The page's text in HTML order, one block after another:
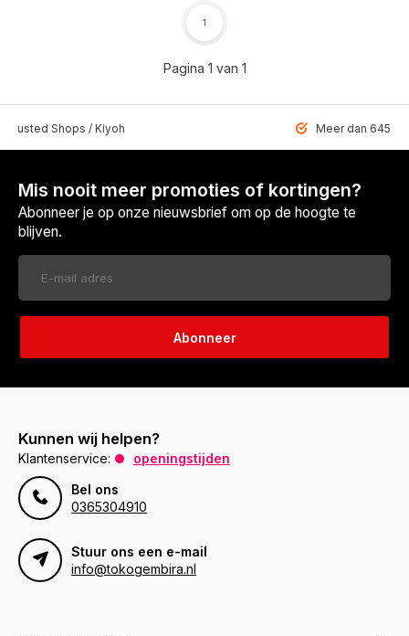
Pagina 1 van 1
1
Shops / Kiyoh Meer dan 6459
Mis nooit meer promoties of kortingen?
Abonneer je op onze nieuwsbrief om op de hoogte te
blijven.
Abonneer
Kunnen wij helpen?
Klantenservice:
openingstijden
Bel ons
0365304910
Stuur ons een e-mail
info@tokogembira.nl